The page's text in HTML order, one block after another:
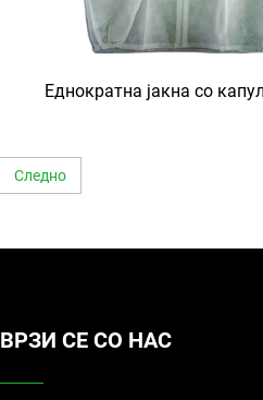
Еднократна јакна со
Следно
ВРЗИ СЕ СО НАС